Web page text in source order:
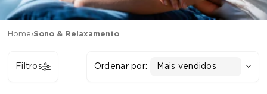
Home›Sono & Relaxamento
Ordenar por: Mais vendidos
Filtros